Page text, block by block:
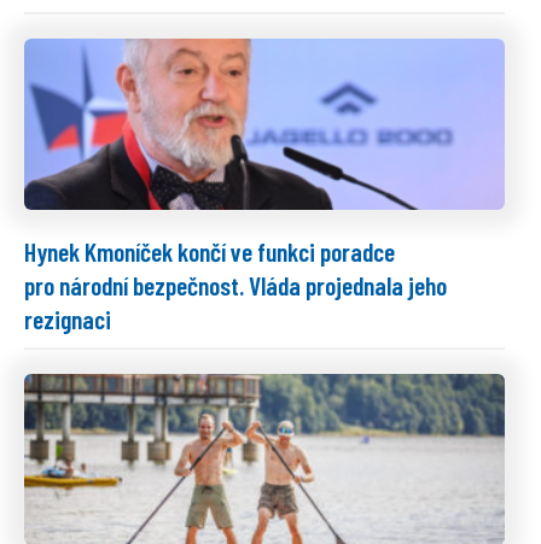
Hynek Kmoníček končí ve funkci poradce
pro národní bezpečnost. Vláda projednala jeho
rezignaci